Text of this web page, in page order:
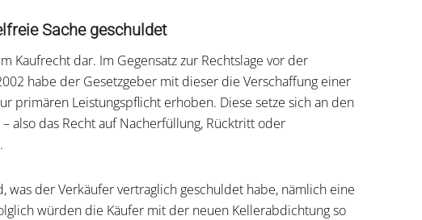
Sache geschuldet
Kaufrecht dar. Im Gegensatz zur Rechtslage vor der
habe der Gesetzgeber mit dieser die Verschaffung einer
primären Leistungspflicht erhoben. Diese setze sich an den
also das Recht auf Nacherfüllung, Rücktritt oder
was der Verkäufer vertraglich geschuldet habe, nämlich eine
würden die Käufer mit der neuen Kellerabdichtung so